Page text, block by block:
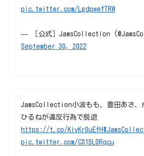
pic.twitter.com/LgdpwefTRW
— ［公式］JamsCollection
September 30, 2022
JamsCollection小波もも、豊田あさ、
ひるねが違反行為で脱退
https://t.co/KivKr0uEfH
pic.twitter.com/C015L0Rqcu